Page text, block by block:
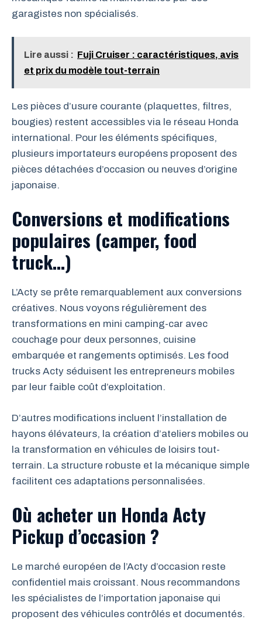
garagistes non spécialisés.
Lire aussi : Fuji Cruiser : caractéristiques, avis
et prix du modèle tout-terrain
Les pièces d’usure courante (plaquettes, filtres,
bougies) restent accessibles via le réseau Honda
international. Pour les éléments spécifiques,
plusieurs importateurs européens proposent des
pièces détachées d’occasion ou neuves d’origine
japonaise.
Conversions et modifications
populaires (camper, food
truck…)
L’Acty se prête remarquablement aux conversions
créatives. Nous voyons régulièrement des
transformations en mini camping-car avec
couchage pour deux personnes, cuisine
embarquée et rangements optimisés. Les food
trucks Acty séduisent les entrepreneurs mobiles
par leur faible coût d’exploitation.
D’autres modifications incluent l’installation de
hayons élévateurs, la création d’ateliers mobiles ou
la transformation en véhicules de loisirs tout-
terrain. La structure robuste et la mécanique simple
facilitent ces adaptations personnalisées.
Où acheter un Honda Acty
Pickup d’occasion ?
Le marché européen de l’Acty d’occasion reste
confidentiel mais croissant. Nous recommandons
les spécialistes de l’importation japonaise qui
proposent des véhicules contrôlés et documentés.